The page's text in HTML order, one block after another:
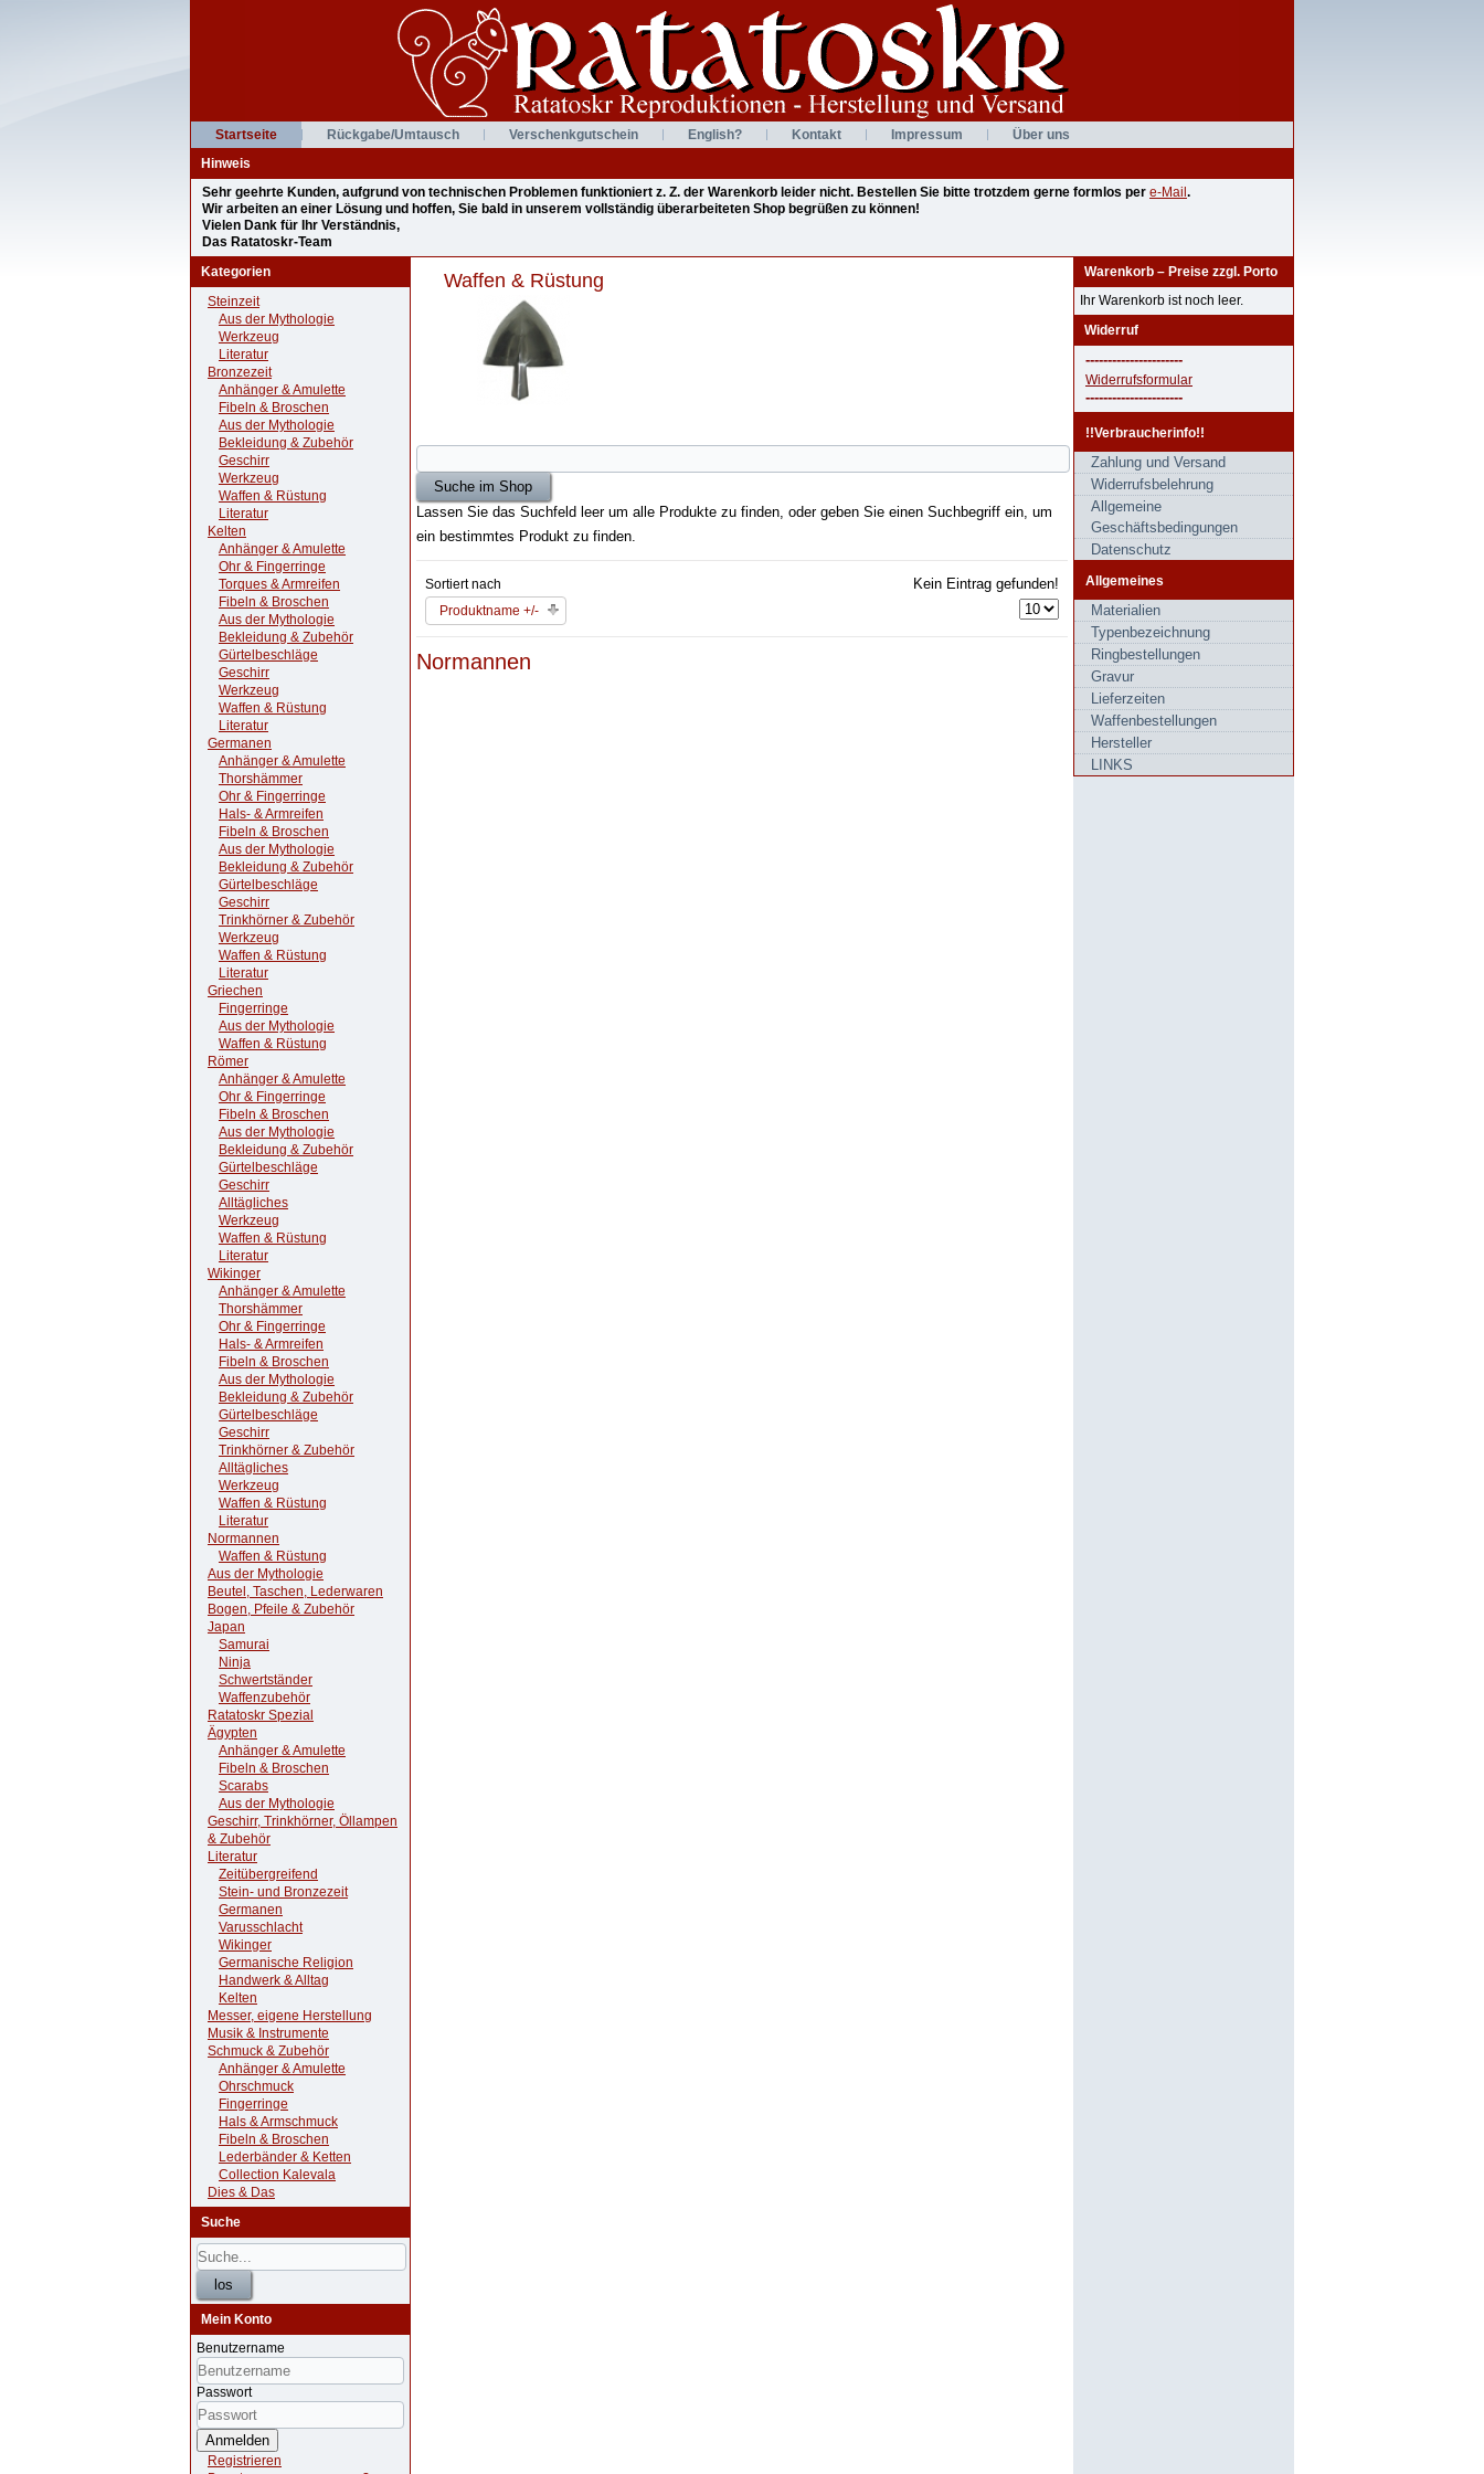
Startseite Rückgabe/Umtausch Verschenkgutschein English? Kontakt Impressum
Über uns
Hinweis
Sehr geehrte Kunden, aufgrund von technischen Problemen funktioniert z. Z. der Warenkorb leider nicht. Bestellen Sie bitte trotzdem gerne formlos per e-Mail .
Wir arbeiten an einer Lösung und hoffen, Sie bald in unserem vollständig überarbeiteten Shop begrüßen zu können!
Vielen Dank für Ihr Verständnis,
Das Ratatoskr-Team
Kategorien
Steinzeit
Aus der Mythologie
Werkzeug
Literatur
Bronzezeit
Anhänger & Amulette
Fibeln & Broschen
Aus der Mythologie
Bekleidung & Zubehör
Geschirr
Werkzeug
Waffen & Rüstung
Literatur
Kelten
Anhänger & Amulette
Ohr & Fingerringe
Torques & Armreifen
Fibeln & Broschen
Aus der Mythologie
Bekleidung & Zubehör
Gürtelbeschläge
Geschirr
Werkzeug
Waffen & Rüstung
Literatur
Germanen
Anhänger & Amulette
Thorshämmer
Ohr & Fingerringe
Hals- & Armreifen
Fibeln & Broschen
Aus der Mythologie
Bekleidung & Zubehör
Gürtelbeschläge
Geschirr
Trinkhörner & Zubehör
Werkzeug
Waffen & Rüstung
Literatur
Griechen
Fingerringe
Aus der Mythologie
Waffen & Rüstung
Römer
Anhänger & Amulette
Ohr & Fingerringe
Fibeln & Broschen
Aus der Mythologie
Bekleidung & Zubehör
Gürtelbeschläge
Geschirr
Alltägliches
Werkzeug
Waffen & Rüstung
Literatur
Wikinger
Anhänger & Amulette
Thorshämmer
Ohr & Fingerringe
Hals- & Armreifen
Fibeln & Broschen
Aus der Mythologie
Bekleidung & Zubehör
Gürtelbeschläge
Geschirr
Trinkhörner & Zubehör
Alltägliches
Werkzeug
Waffen & Rüstung
Literatur
Normannen
Waffen & Rüstung
Aus der Mythologie
Beutel, Taschen, Lederwaren
Bogen, Pfeile & Zubehör
Japan
Samurai
Ninja
Schwertständer
Waffenzubehör
Ratatoskr Spezial
Ägypten
Anhänger & Amulette
Fibeln & Broschen
Scarabs
Aus der Mythologie
Geschirr, Trinkhörner, Öllampen
& Zubehör
Literatur
Zeitübergreifend
Stein- und Bronzezeit
Germanen
Varusschlacht
Wikinger
Germanische Religion
Handwerk & Alltag
Kelten
Messer, eigene Herstellung
Musik & Instrumente
Schmuck & Zubehör
Anhänger & Amulette
Ohrschmuck
Fingerringe
Hals & Armschmuck
Fibeln & Broschen
Lederbänder & Ketten
Collection Kalevala
Dies & Das
Suche
Mein Konto
Benutzername
Passwort
Anmelden
Registrieren
Waffen & Rüstung
Lassen Sie das Suchfeld leer um alle Produkte zu finden, oder geben Sie einen Suchbegriff ein, um
ein bestimmtes Produkt zu finden.
Sortiert nach
Produktname +/-
Kein Eintrag gefunden!
Normannen
Warenkorb – Preise zzgl. Porto
Ihr Warenkorb ist noch leer.
Widerruf
----------------------
Widerrufsformular
----------------------
!!Verbraucherinfo!!
Zahlung und Versand
Widerrufsbelehrung
Allgemeine
Geschäftsbedingungen
Datenschutz
Allgemeines
Materialien
Typenbezeichnung
Ringbestellungen
Gravur
Lieferzeiten
Waffenbestellungen
Hersteller
LINKS